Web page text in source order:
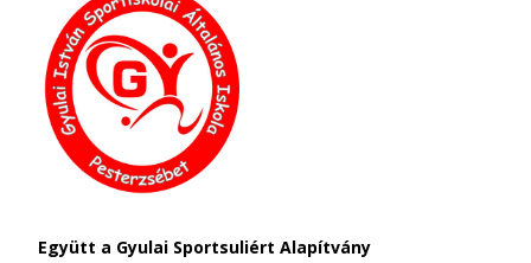
Együtt a Gyulai Sportsuliért Alapítvány